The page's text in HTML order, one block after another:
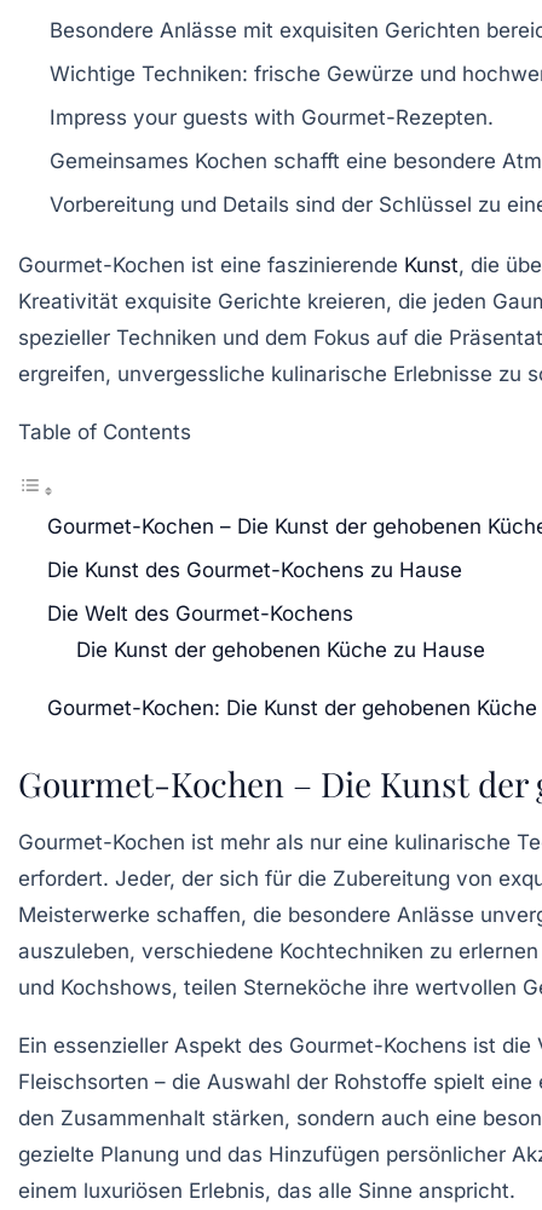
Besondere Anlässe mit exquisiten Gerichten
Wichtige Techniken: frische Gewürze und
Impress your guests with Gourmet-Rezepten.
Gemeinsames Kochen schafft eine besondere
Vorbereitung und Details sind der Schlüssel zu
Gourmet-Kochen ist eine faszinierende Kunst, die
Kreativität exquisite Gerichte kreieren, die jeden
spezieller Techniken und dem Fokus auf die
ergreifen, unvergessliche kulinarische Erlebnisse zu
Table of Contents
Gourmet-Kochen – Die Kunst der gehobenen
Die Kunst des Gourmet-Kochens zu Hause
Die Welt des Gourmet-Kochens
Die Kunst der gehobenen Küche zu Hause
Gourmet-Kochen: Die Kunst der gehobenen
Gourmet-Kochen – Die Kunst der
Gourmet-Kochen ist mehr als nur eine kulinarische
erfordert. Jeder, der sich für die Zubereitung von
Meisterwerke schaffen, die besondere Anlässe
auszuleben, verschiedene Kochtechniken zu
und Kochshows, teilen Sterneköche ihre wertvollen
Ein essenzieller Aspekt des Gourmet-Kochens ist die
Fleischsorten – die Auswahl der Rohstoffe spielt eine
den Zusammenhalt stärken, sondern auch eine
gezielte Planung und das Hinzufügen persönlicher
einem luxuriösen Erlebnis, das alle Sinne anspricht.